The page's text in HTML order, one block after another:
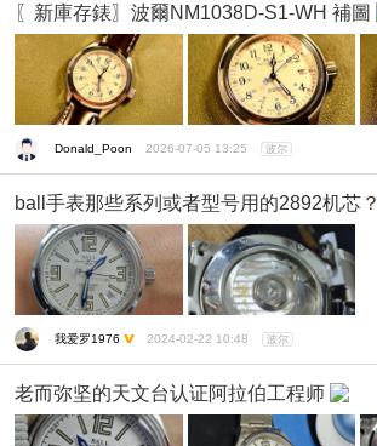
〖新庫存錶〗波爾NM1038D-S1-WH 補圖
Donald_Poon 2026-07-05 13:25 波尔
ball手表那些系列或者型号用的2892机芯？
我爱罗1976 2024-02-22 10:48 波尔
老而弥坚的天文台认证阿拉伯工程师